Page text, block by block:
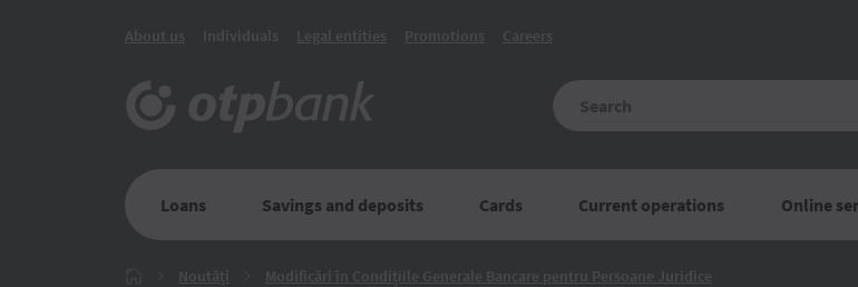
About us Individuals Legal entities Promotions Сareers
Loans Savings and deposits Cards Current operations Online
Noutăți NoutățiModificări în Condițiile Generale Bancare pentru Persoane Juridice